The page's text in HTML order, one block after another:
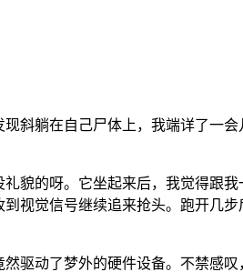
斜躺在自己尸体上，我端详了一
貌的呀。它坐起来后，我觉得跟
觉信号继续追来抢头。跑开几步
驱动了梦外的硬件设备。不禁感叹